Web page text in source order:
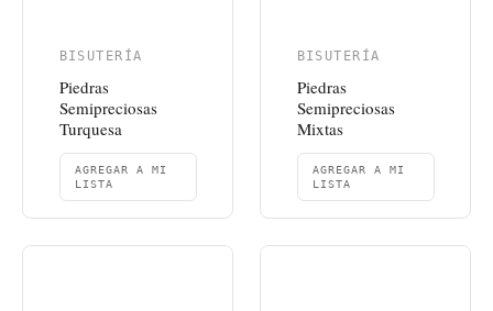
BISUTERÍA
Piedras
Semipreciosas
Turquesa
AGREGAR A MI
LISTA
BISUTERÍA
Piedras
Semipreciosas
Mixtas
AGREGAR A MI
LISTA